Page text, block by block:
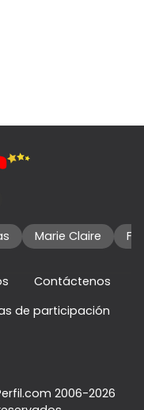
Marie Claire
Contáctenos
de participación
2006-2026